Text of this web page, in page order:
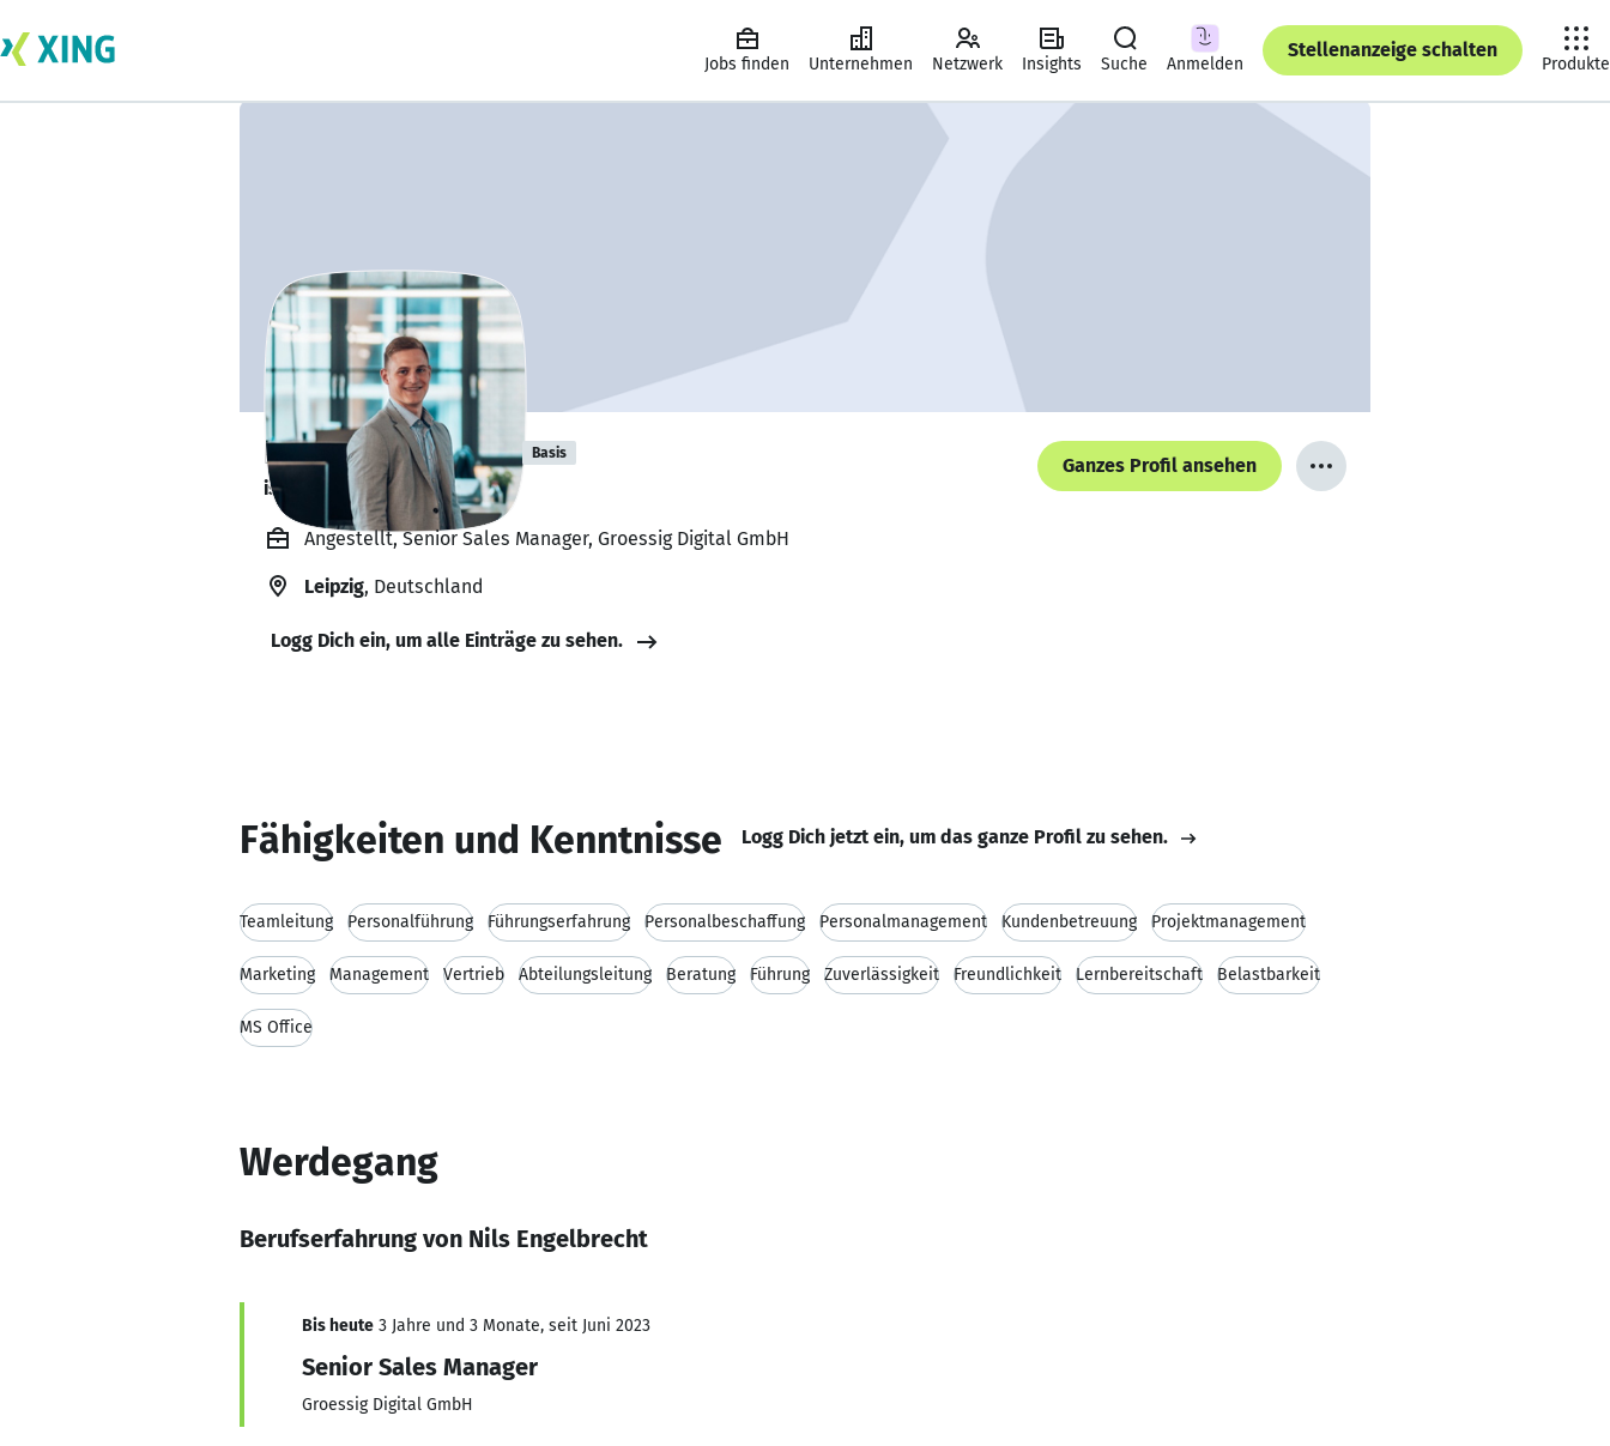
Jobs finden Unternehmen Netzwerk Insights Suche Anmelden
Stellenanzeige schalten
Produkte
Nils Engelbrecht Basis
ist offen für Projekte. 🔎
Ganzes Profil ansehen
Angestellt, Senior Sales Manager, Groessig Digital GmbH
Leipzig, Deutschland
Logg Dich ein, um alle Einträge zu sehen.
Fähigkeiten und Kenntnisse Logg Dich jetzt ein, um das ganze Profil zu sehen.
Teamleitung Personalführung Führungserfahrung Personalbeschaffung Personalmanagement Kundenbetreuung Projektmanagement
Marketing Management Vertrieb Abteilungsleitung Beratung Führung Zuverlässigkeit Freundlichkeit Lernbereitschaft Belastbarkeit
MS Office
Werdegang
Berufserfahrung von Nils Engelbrecht
Bis heute 3 Jahre und 3 Monate, seit Juni 2023
Senior Sales Manager
Groessig Digital GmbH